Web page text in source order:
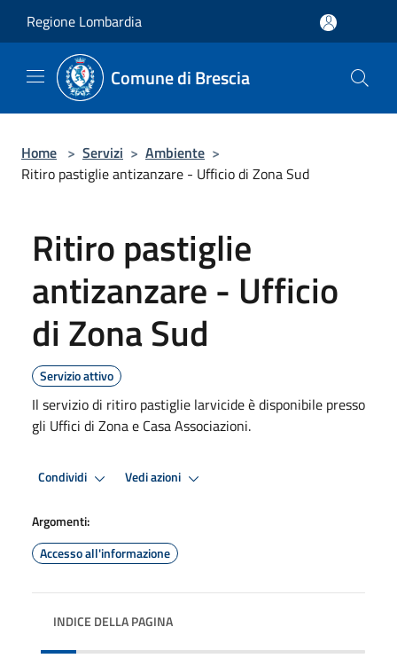
Regione Lombardia
Comune di Brescia
Home > Servizi > Ambiente >
Ritiro pastiglie antizanzare - Ufficio di Zona Sud
Ritiro pastiglie
antizanzare - Ufficio
di Zona Sud
Servizio attivo
Il servizio di ritiro pastiglie larvicide è disponibile presso
gli Uffici di Zona e Casa Associazioni.
Condividi Vedi azioni
Argomenti:
Accesso all'informazione
INDICE DELLA PAGINA